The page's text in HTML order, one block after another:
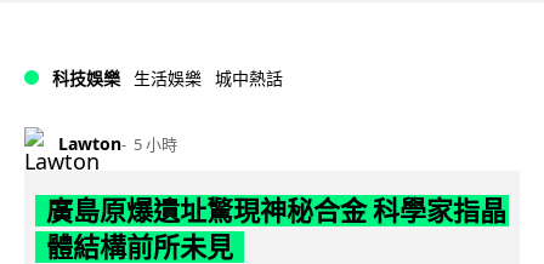
科技娛樂 生活娛樂 城中熱話
Lawton 5 小時
廣島原爆遺址驚現神秘合金 科學家指晶
體結構前所未見